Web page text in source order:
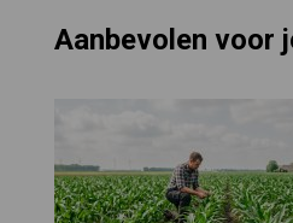
Aanbevolen voor